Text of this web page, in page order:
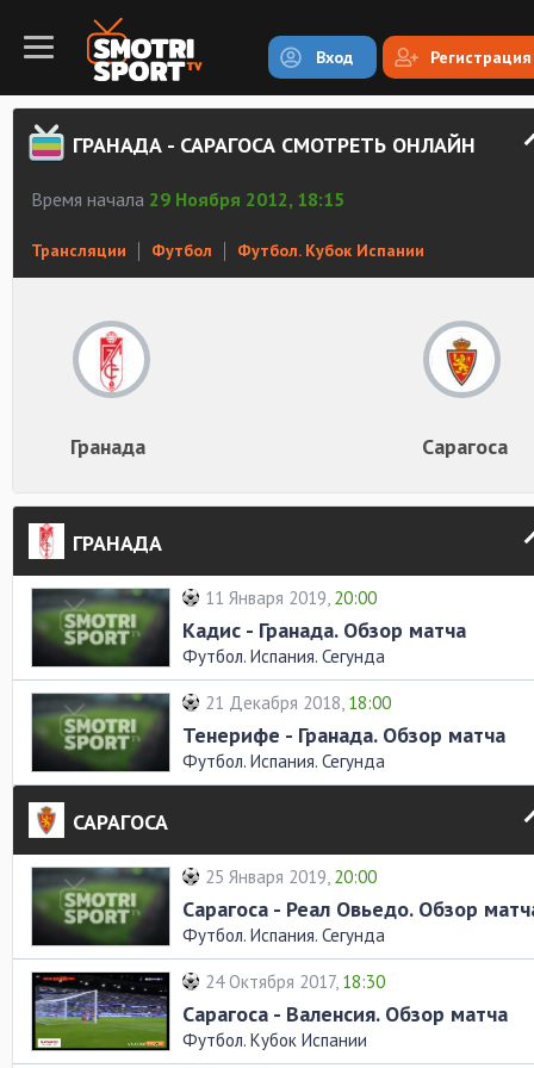
Вход Регистрация
ГРАНАДА - САРАГОСА СМОТРЕТЬ ОНЛАЙН
Время начала 29 Ноября 2012, 18:15
Трансляции Футбол Футбол. Кубок Испании
Гранада Сарагоса
ГРАНАДА
11 Января 2019, 20:00
Кадис - Гранада. Обзор матча
Футбол. Испания. Сегунда
21 Декабря 2018, 18:00
Тенерифе - Гранада. Обзор матча
Футбол. Испания. Сегунда
САРАГОСА
25 Января 2019, 20:00
Сарагоса - Реал Овьедо. Обзор
Футбол. Испания. Сегунда
24 Октября 2017, 18:30
Сарагоса - Валенсия. Обзор матча
Футбол. Кубок Испании